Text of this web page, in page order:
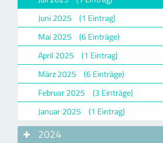
Juni 2025
(1 Eintrag)
Mai 2025
(6 Einträge)
April 2025
(1 Eintrag)
März 2025
(6 Einträge)
Februar 2025
(3 Einträge)
Januar 2025
(1 Eintrag)
2024